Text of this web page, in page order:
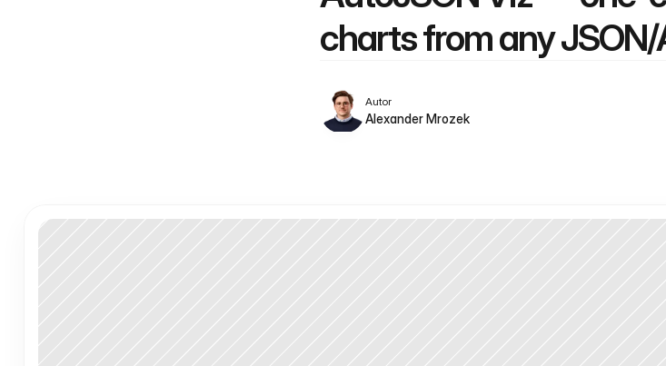
charts from any JSON/
Autor
Alexander Mrozek